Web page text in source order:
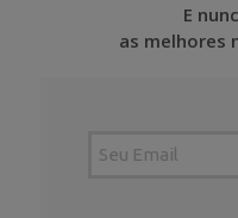
E
as melhores